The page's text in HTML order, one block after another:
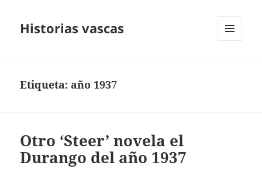
Historias vascas
Etiqueta: año 1937
Otro ‘Steer’ novela el
Durango del año 1937